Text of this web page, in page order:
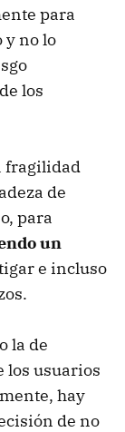
para
y no lo
los
fragilidad
de
para
un
e incluso
la de
los usuarios
hay
de no